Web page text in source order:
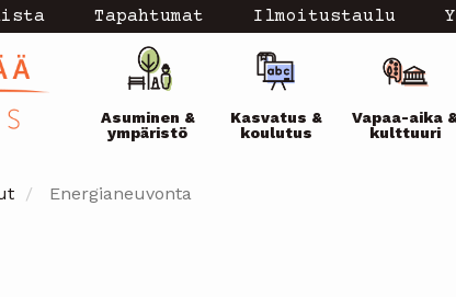
Tapahtumat Ilmoitustaulu
Päävalikko
Asuminen &
ympäristö
Kasvatus &
koulutus
Vapaa-aika
kulttuuri
Energianeuvonta